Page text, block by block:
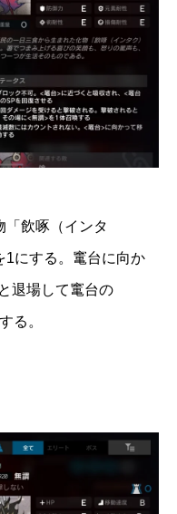
「飲啄（インタ
1にする。竃台に向か
退場して竃台の
る。